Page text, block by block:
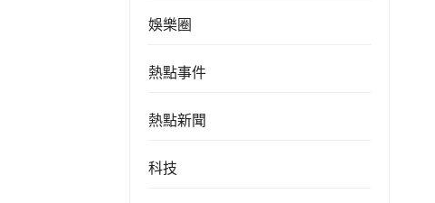
娛樂圈
熱點事件
熱點新聞
科技